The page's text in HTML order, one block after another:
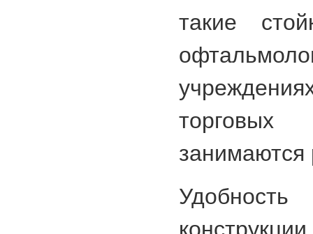
такие
торговых
занимаются